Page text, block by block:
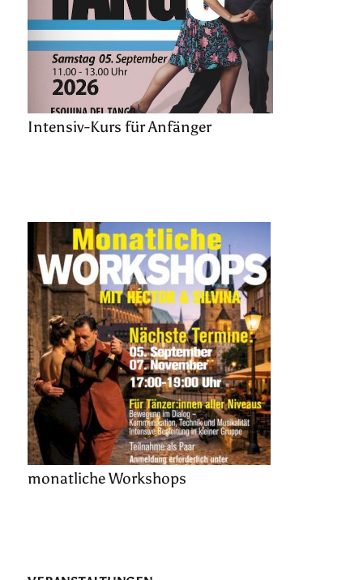
Intensiv-Kurs für Anfänger
monatliche Workshops